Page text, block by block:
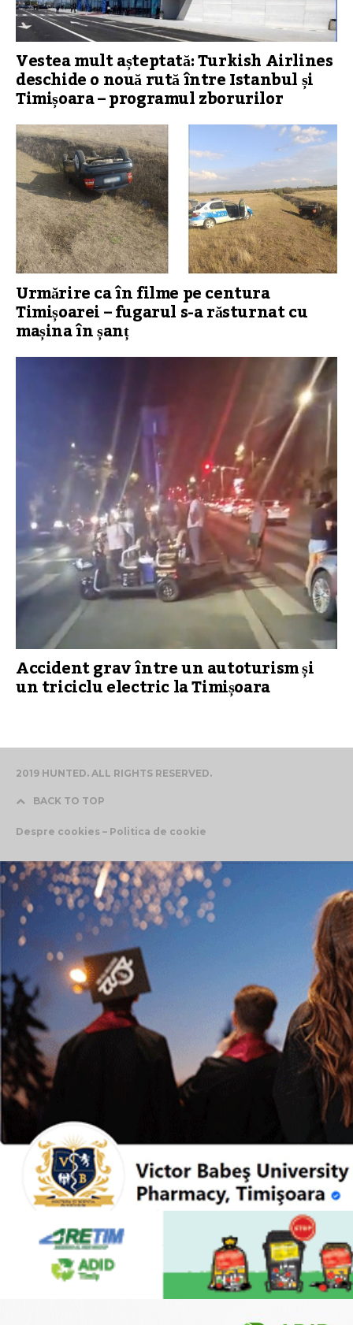
Vestea mult așteptată: Turkish Airlines
deschide o nouă rută între Istanbul și
Timișoara – programul zborurilor
Urmărire ca în filme pe centura
Timișoarei – fugarul s-a răsturnat cu
mașina în șanț
Accident grav între un autoturism și
un triciclu electric la Timișoara
2019 HUNTED. ALL RIGHTS RESERVED.
BACK TO TOP
Despre cookies – Politica de cookie